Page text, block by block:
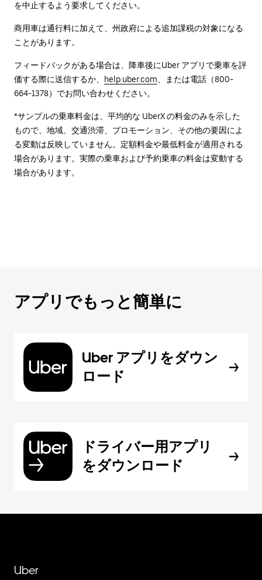
を中止するよう要求してください。
商用車は通行料に加えて、州政府による追加課税の対象になる
ことがあります。
フィードバックがある場合は、降車後に⁠Uber アプリで乗車を評
価する際に送信するか、
help.uber.com 、または電話（800-
664-1378）でお問い合わせください。
*サンプルの乗車料金は、平均的な UberX の料金のみを示した
もので、地域、交通渋滞、プロモーション、その他の要因によ
る変動は反映していません。定額料金や最低料金が適用される
場合があります。実際の乗車および予約乗車の料金は変動する
場合があります。
アプリでもっと簡単に
Uber アプリをダウン
ロード
ドライバー用アプリ
をダウンロード
Uber